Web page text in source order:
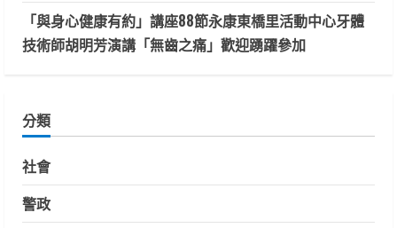
「與身心健康有約」講座88節永康東橋里活動中心牙體
技術師胡明芳演講「無齒之痛」歡迎踴躍參加
分類
社會
警政